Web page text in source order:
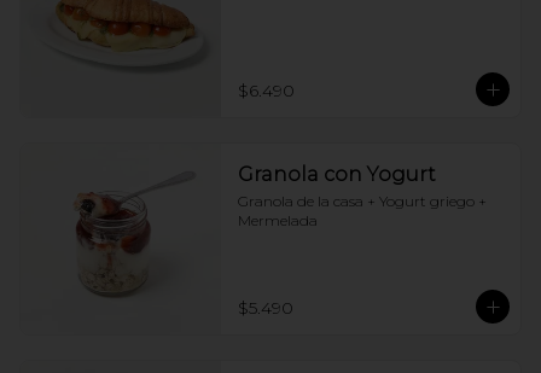
$6.490
Granola con Yogurt
Granola de la casa + Yogurt griego +
Mermelada
$5.490